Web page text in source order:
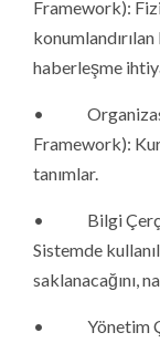
Framework):
haberleşme
•
Framework):
tanımlar.
• Bilgi
Sistemde
saklanacağını,
• Yönetim